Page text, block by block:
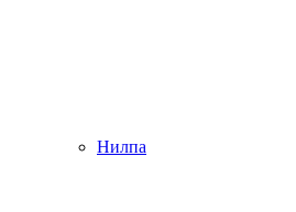
Нилпа